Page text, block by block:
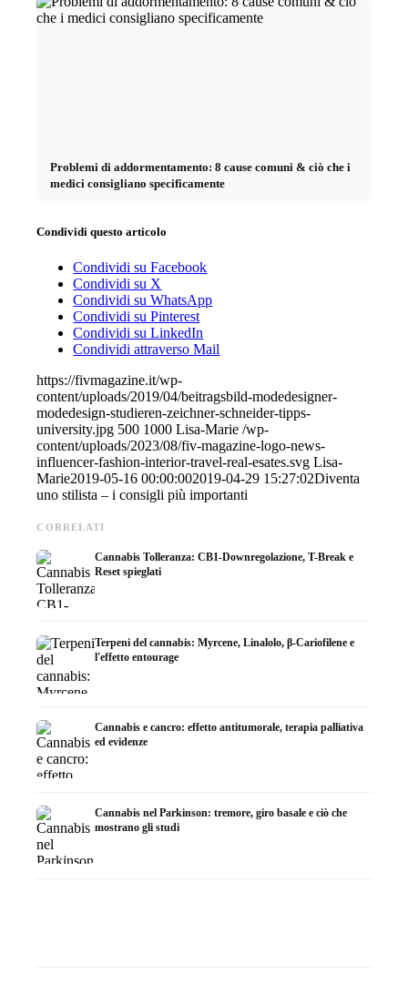
Problemi di addormentamento: 8 cause comuni & ciò che i
medici consigliano specificamente
Condividi questo articolo
Condividi su Facebook
Condividi su X
Condividi su WhatsApp
Condividi su Pinterest
Condividi su LinkedIn
Condividi attraverso Mail
https://fivmagazine.it/wp-
content/uploads/2019/04/beitragsbild-modedesigner-
modedesign-studieren-zeichner-schneider-tipps-
university.jpg 500 1000 Lisa-Marie /wp-
content/uploads/2023/08/fiv-magazine-logo-news-
influencer-fashion-interior-travel-real-esates.svg Lisa-
Marie2019-05-16 00:00:002019-04-29 15:27:02Diventa
uno stilista – i consigli più importanti
CORRELATI
Cannabis Tolleranza: CB1-Downregolazione, T-Break e
Reset spieglati
Terpeni del cannabis: Myrcene, Linalolo, β-Cariofilene e
l'effetto entourage
Cannabis e cancro: effetto antitumorale, terapia palliativa
ed evidenze
Cannabis nel Parkinson: tremore, giro basale e ciò che
mostrano gli studi